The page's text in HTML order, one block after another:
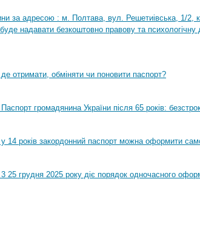
за адресою : м. Полтава, вул. Решетиівська, 1/2,
надавати безкоштовно правову та
отримати, обміняти чи поновити паспорт?
громадянина України після 65 років:
14 років закордонний паспорт можна оформити
25 грудня 2025 року діє порядок одночасного